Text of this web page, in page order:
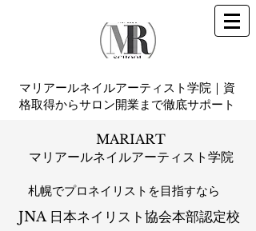
マリアールネイルアーティスト学院｜資
格取得からサロン開業まで徹底サポート
MARIART
マリアールネイルアーティスト学院
札幌​でプロネイリストを目指すなら
JNA 日本ネイリスト協会本部認定校